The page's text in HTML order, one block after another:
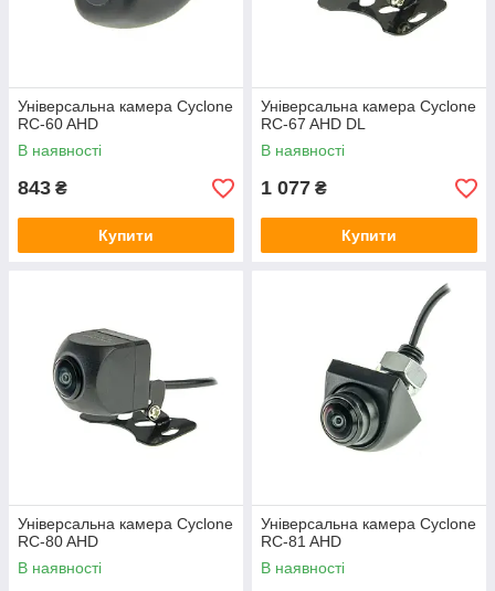
Універсальна камера Cyclone
RC-60 AHD
В наявності
843 ₴
Купити
Універсальна камера Cyclone
RC-67 AHD DL
В наявності
1 077 ₴
Купити
Універсальна камера Cyclone
RC-80 AHD
В наявності
Універсальна камера Cyclone
RC-81 AHD
В наявності